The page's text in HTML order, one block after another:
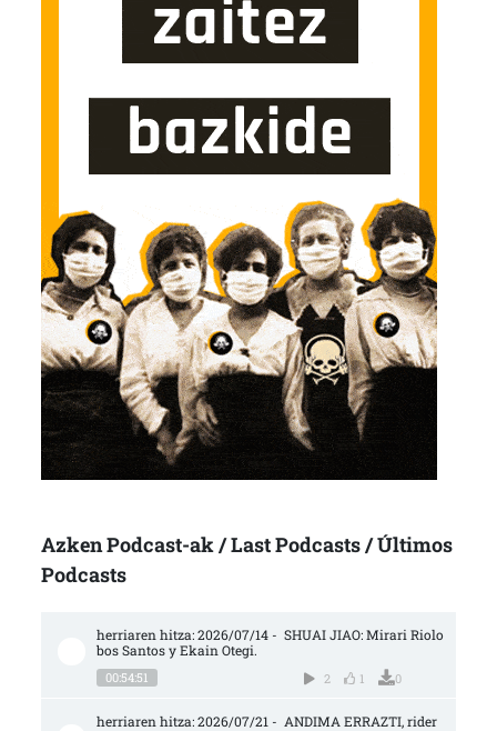
Azken Podcast-ak / Last Podcasts / Últimos
Podcasts
herriaren hitza: 2026/07/14 -  SHUAI JIAO: Mirari Riolo
bos Santos y Ekain Otegi.
00:54:51 2 1 0
herriaren hitza: 2026/07/21 -  ANDIMA ERRAZTI, rider